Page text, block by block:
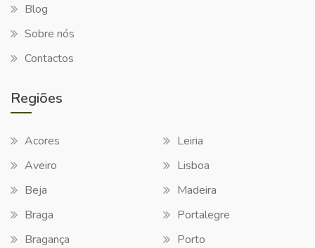
Blog
Sobre nós
Contactos
Regiões
Acores
Aveiro
Beja
Braga
Bragança
Leiria
Lisboa
Madeira
Portalegre
Porto